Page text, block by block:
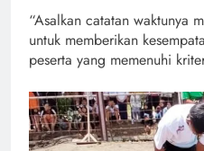
“Asalkan catatan waktunya
untuk memberikan
peserta yang memenuhi